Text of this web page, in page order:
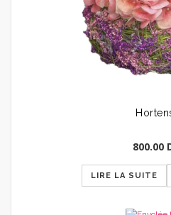
800.00
LIRE LA SUITE